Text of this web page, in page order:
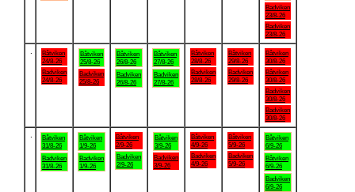
Badviken
23/8-26
Badviken
23/8-26
Båtviken
24/8-26
Badviken
24/8-26
Båtviken
25/8-26
Badviken
25/8-26
Båtviken
26/8-26
Badviken
26/8-26
Båtviken
27/8-26
Badviken
27/8-26
Båtviken
28/8-26
Badviken
28/8-26
Båtviken
29/8-26
Badviken
29/8-26
Båtviken
30/8-26
Båtviken
30/8-26
Badviken
30/8-26
Badviken
30/8-26
Båtviken
31/8-26
Badviken
31/8-26
Båtviken
1/9-26
Badviken
1/9-26
Båtviken
2/9-26
Badviken
2/9-26
Båtviken
3/9-26
Badviken
3/9-26
Båtviken
4/9-26
Badviken
4/9-26
Båtviken
5/9-26
Badviken
5/9-26
Båtviken
6/9-26
Båtviken
6/9-26
Badviken
6/9-26